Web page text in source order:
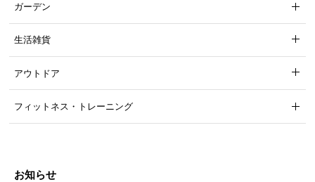
当社プロトタイプ 当商品
ガーデン
生活雑貨
アウトドア
フィットネス・トレーニング
お知らせ